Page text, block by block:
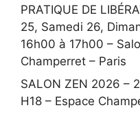
PRATIQUE DE
25, Samedi 26,
16h00 à 17h00 –
Champerret – Paris
SALON ZEN 2026 –
H18 – Espace